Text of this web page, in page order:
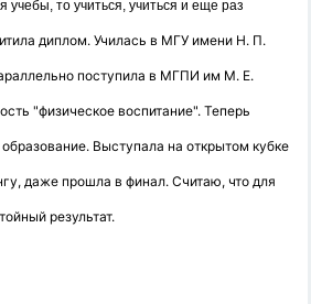
учебы, то учиться, учиться и еще раз
диплом. Училась в МГУ имени Н. П.
поступила в МГПИ им М. Е.
"физическое воспитание". Теперь
Выступала на открытом кубке
у, даже прошла в финал. Считаю, что для
результат.